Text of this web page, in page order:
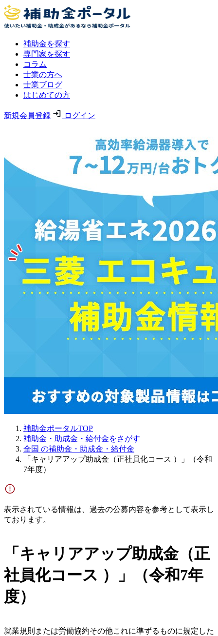
補助金を探す
専門家を探す
コラム
士業の方へ
士業ブログ
はじめての方
新規会員登録 ログイン
補助金ポータルTOP
補助金・助成金・給付金をさがす
全国 の補助金・助成金・給付金
「キャリアアップ助成金（正社員化コース ）」（令和
7年度）
表示されている情報は、過去の公募内容を参考として表示し
ております。
「キャリアアップ助成金（正
社員化コース ）」（令和7年
度）
就業規則または労働協約その他これに準ずるものに規定した